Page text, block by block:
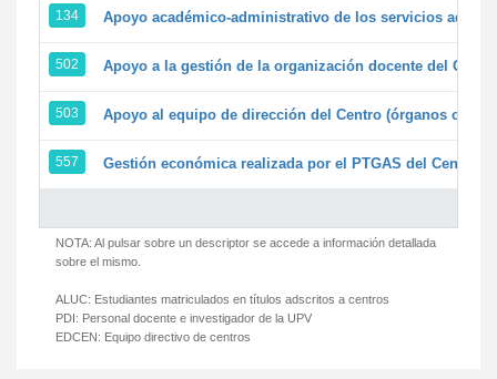
134 Apoyo académico-administrativo de los servicios
502 Apoyo a la gestión de la organización docente del
503 Apoyo al equipo de dirección del Centro (órganos
557 Gestión económica realizada por el PTGAS del Centro
NOTA: Al pulsar sobre un descriptor se accede a información detallada
sobre el mismo.
ALUC: Estudiantes matriculados en títulos adscritos a centros
PDI: Personal docente e investigador de la UPV
EDCEN: Equipo directivo de centros